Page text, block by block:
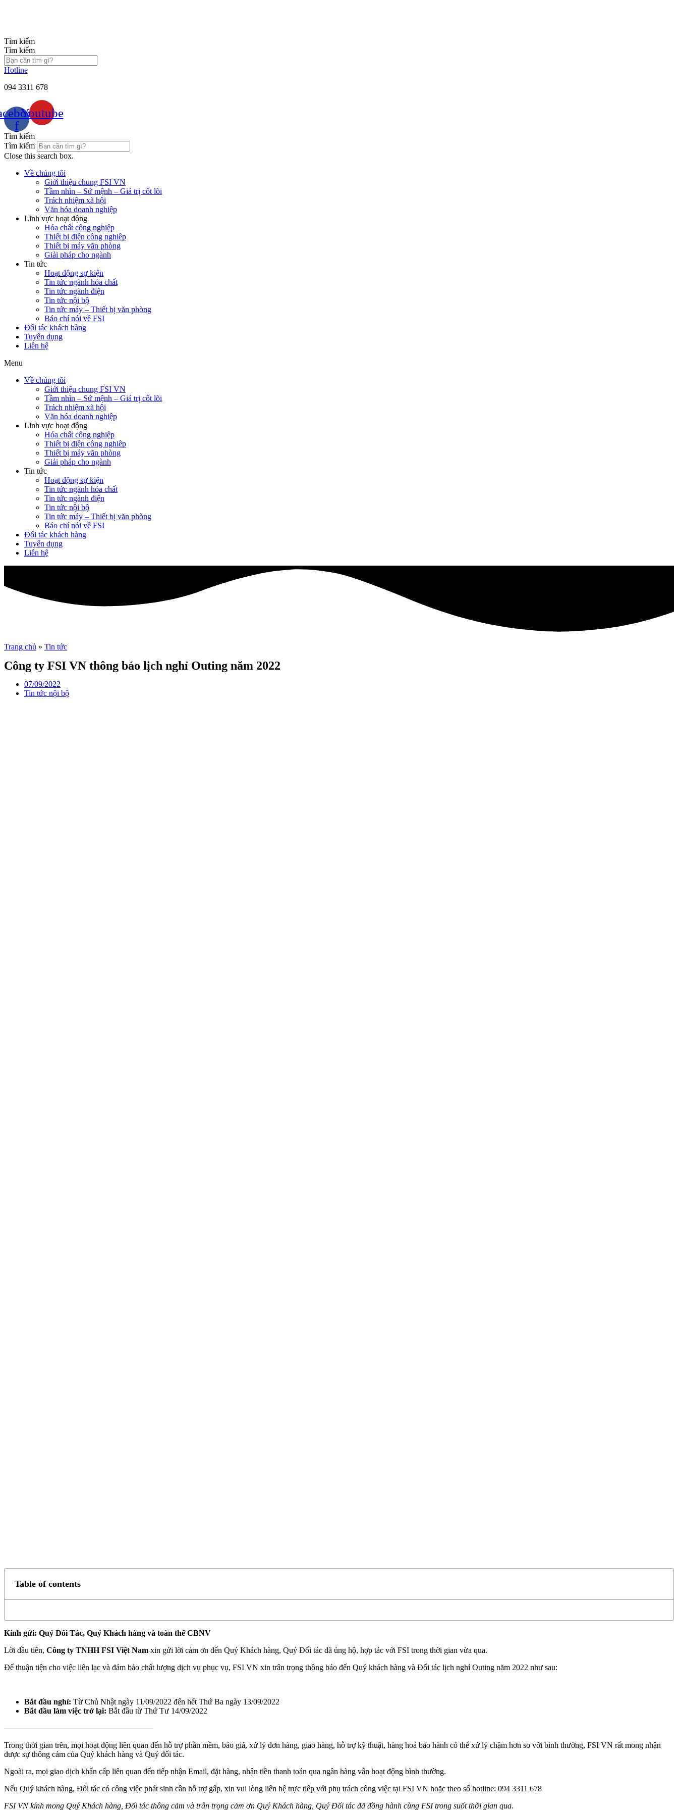
Tìm kiếm
Tìm kiếm
Hotline
094 3311 678
f
Youtube
Tìm kiếm
Tìm kiếm
Close this search box.
Về chúng tôi
Giới thiệu chung FSI VN
Tầm nhìn – Sứ mệnh – Giá trị cốt lõi
Trách nhiệm xã hội
Văn hóa doanh nghiệp
Lĩnh vực hoạt động
Hóa chất công nghiệp
Thiết bị điện công nghiêp
Thiết bị máy văn phòng
Giải pháp cho ngành
Tin tức
Hoạt động sự kiện
Tin tức ngành hóa chất
Tin tức ngành điện
Tin tức nội bộ
Tin tức máy – Thiết bị văn phòng
Báo chí nói về FSI
Đối tác khách hàng
Tuyển dụng
Liên hệ
Menu
Về chúng tôi
Giới thiệu chung FSI VN
Tầm nhìn – Sứ mệnh – Giá trị cốt lõi
Trách nhiệm xã hội
Văn hóa doanh nghiệp
Lĩnh vực hoạt động
Hóa chất công nghiệp
Thiết bị điện công nghiêp
Thiết bị máy văn phòng
Giải pháp cho ngành
Tin tức
Hoạt động sự kiện
Tin tức ngành hóa chất
Tin tức ngành điện
Tin tức nội bộ
Tin tức máy – Thiết bị văn phòng
Báo chí nói về FSI
Đối tác khách hàng
Tuyển dụng
Liên hệ
Trang chủ » Tin tức
Công ty FSI VN thông báo lịch nghỉ Outing năm 2022
07/09/2022
Tin tức nội bộ
Table of contents
Kính gửi: Quý Đối Tác, Quý Khách hàng và toàn thể CBNV
Lời đầu tiên, Công ty TNHH FSI Việt Nam xin gửi lời cảm ơn đến Quý Khách hàng, Quý Đối tác đã ủng hộ, hợp tác với FSI trong thời gian vừa qua.
Để thuận tiện cho việc liên lạc và đảm bảo chất lượng dịch vụ phục vụ, FSI VN xin trân trọng thông báo đến Quý khách hàng và Đối tác lịch nghỉ Outing năm 2022 như sau:
Bắt đầu nghỉ: Từ Chủ Nhật ngày 11/09/2022 đến hết Thứ Ba ngày 13/09/2022
Bắt đầu làm việc trở lại: Bắt đầu từ Thứ Tư 14/09/2022
——————————————————–
​​​​Trong thời gian trên, mọi hoạt động liên quan đến hỗ trợ phần mềm, báo giá, xử lý đơn hàng, giao hàng, hỗ trợ kỹ thuật, hàng hoá bảo hành có thể xử lý chậm hơn so với bình thường, FSI VN rất mong nhận
được sự thông cảm của Quý khách hàng và Quý đối tác.
Ngoài ra, mọi giao dịch khẩn cấp liên quan đến tiếp nhận Email, đặt hàng, nhận tiền thanh toán qua ngân hàng vẫn hoạt động bình thường.
Nếu Quý khách hàng, Đối tác có công việc phát sinh cần hỗ trợ gấp, xin vui lòng liên hệ trực tiếp với phụ trách công việc tại FSI VN hoặc theo số hotline: 094 3311 678
FSI VN kính mong Quý Khách hàng, Đối tác thông cảm và trân trọng cảm ơn Quý Khách hàng, Quý Đối tác đã đồng hành cùng FSI trong suốt thời gian qua.